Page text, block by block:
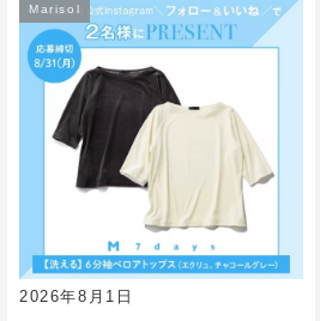
2026年8月1日
Marisol